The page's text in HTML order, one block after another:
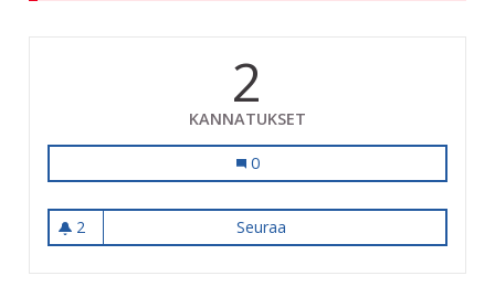
2
KANNATUKSET
Resiina MM-kisat
0
2
2 seuraajaa
Seuraa